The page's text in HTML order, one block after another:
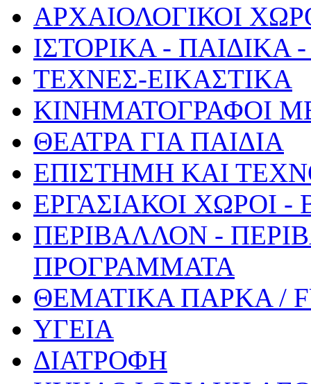
ΑΡΧΑΙΟΛΟΓΙΚΟΙ
ΙΣΤΟΡΙΚΑ -
ΤΕΧΝΕΣ-ΕΙΚΑΣΤΙΚΑ
ΚΙΝΗΜΑΤΟΓΡΑΦΟΙ
ΘΕΑΤΡΑ ΓΙΑ ΠΑΙΔΙΑ
ΕΠΙΣΤΗΜΗ ΚΑΙ
ΕΡΓΑΣΙΑΚΟΙ ΧΩΡΟΙ
ΠΕΡΙΒΑΛΛΟΝ -
ΠΡΟΓΡΑΜΜΑΤΑ
ΘΕΜΑΤΙΚΑ ΠΑΡΚΑ /
ΥΓΕΙΑ
ΔΙΑΤΡΟΦΗ